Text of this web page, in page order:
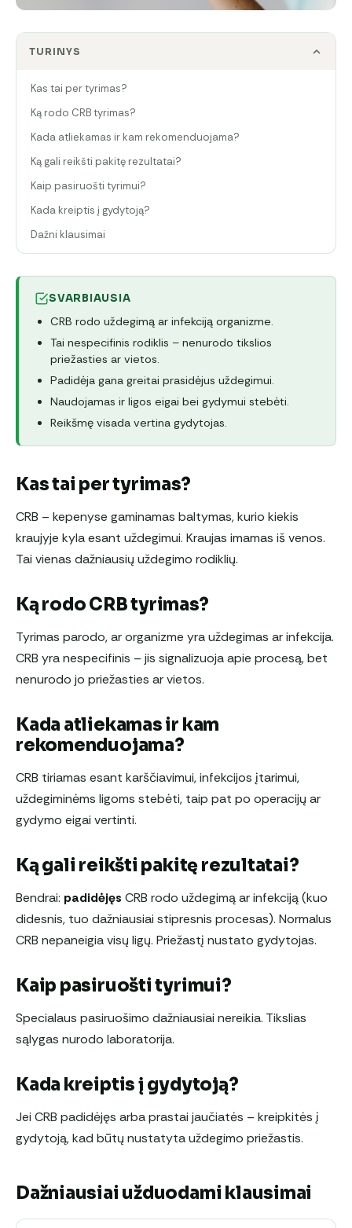
TURINYS
Kas tai per tyrimas?
Ką rodo CRB tyrimas?
Kada atliekamas ir kam rekomenduojama?
Ką gali reikšti pakitę rezultatai?
Kaip pasiruošti tyrimui?
Kada kreiptis į gydytoją?
Dažni klausimai
SVARBIAUSIA
CRB rodo uždegimą ar infekciją organizme.
Tai nespecifinis rodiklis – nenurodo tikslios
priežasties ar vietos.
Padidėja gana greitai prasidėjus uždegimui.
Naudojamas ir ligos eigai bei gydymui stebėti.
Reikšmę visada vertina gydytojas.
Kas tai per tyrimas?
CRB – kepenyse gaminamas baltymas, kurio kiekis
kraujyje kyla esant uždegimui. Kraujas imamas iš venos.
Tai vienas dažniausių uždegimo rodiklių.
Ką rodo CRB tyrimas?
Tyrimas parodo, ar organizme yra uždegimas ar infekcija.
CRB yra nespecifinis – jis signalizuoja apie procesą, bet
nenurodo jo priežasties ar vietos.
Kada atliekamas ir kam
rekomenduojama?
CRB tiriamas esant karščiavimui, infekcijos įtarimui,
uždegiminėms ligoms stebėti, taip pat po operacijų ar
gydymo eigai vertinti.
Ką gali reikšti pakitę rezultatai?
Bendrai: padidėjęs CRB rodo uždegimą ar infekciją (kuo
didesnis, tuo dažniausiai stipresnis procesas). Normalus
CRB nepaneigia visų ligų. Priežastį nustato gydytojas.
Kaip pasiruošti tyrimui?
Specialaus pasiruošimo dažniausiai nereikia. Tikslias
sąlygas nurodo laboratorija.
Kada kreiptis į gydytoją?
Jei CRB padidėjęs arba prastai jaučiatės – kreipkitės į
gydytoją, kad būtų nustatyta uždegimo priežastis.
Dažniausiai užduodami klausimai